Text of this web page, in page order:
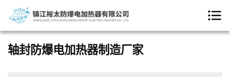
轴封防爆电加热器制造厂家